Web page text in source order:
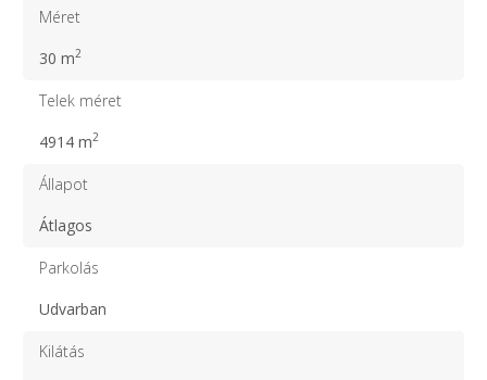
Méret
30 m2
Telek méret
4914 m2
Állapot
Átlagos
Parkolás
Udvarban
Kilátás